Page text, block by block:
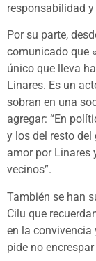
responsabilidad
Por su parte,
comunicado que
único que lleva
Linares. Es un
sobran en una
agregar: “En
y los del resto del
amor por Linares
vecinos”.
También se han
Cilu que
en la convivencia
pide no